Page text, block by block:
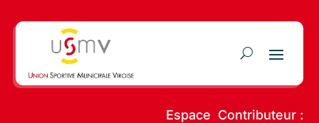
Espace Contributeur :